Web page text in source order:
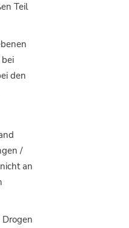
Teil
den
/
an